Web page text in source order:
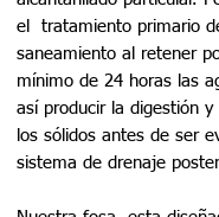
el tratamiento primario
saneamiento al retener
mínimo de 24 horas las
así producir la digestión y
los sólidos antes de ser
sistema de drenaje